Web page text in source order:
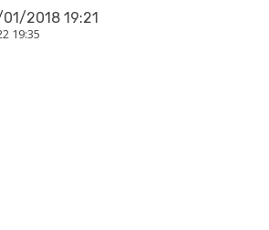
2018 19:21
19:35